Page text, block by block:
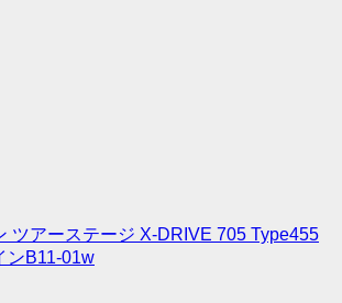
ツアーステージ X-DRIVE 705 Type455
ンB11-01w